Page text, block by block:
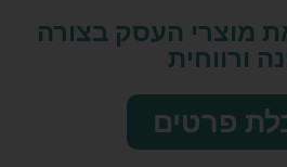
מוצרי העסק בצורה
ורווחית
פרטים